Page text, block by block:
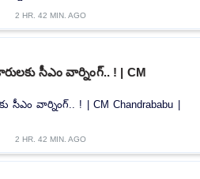
2 HR. 42 MIN. AGO
సీఎం వార్నింగ్.. ! | CM
వార్నింగ్.. ! | CM Chandrababu |
2 HR. 42 MIN. AGO